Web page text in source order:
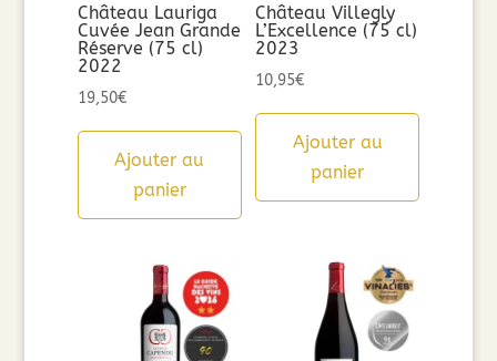
Château Lauriga
Cuvée Jean Grande
Réserve (75 cl)
2022
19,50€
Ajouter au
panier
Château Villegly
L’Excellence (75 cl)
2023
10,95€
Ajouter au
panier